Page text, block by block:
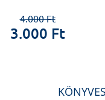
4.000 Ft
3.000 Ft